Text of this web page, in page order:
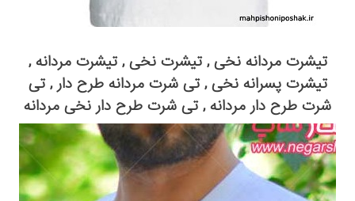
تیشرت مردانه نخی , تیشرت نخی , تیشرت مردانه ,
تیشرت پسرانه نخی , تی شرت مردانه طرح دار , تی
شرت طرح دار مردانه , تی شرت طرح دار نخی مردانه